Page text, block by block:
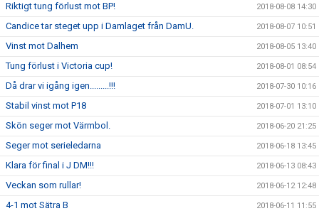
Riktigt tung förlust mot BP! 2018-08-08 14:30
Candice tar steget upp i Damlaget från DamU. 2018-08-07 10:51
Vinst mot Dalhem 2018-08-05 13:40
Tung förlust i Victoria cup! 2018-08-01 08:54
Då drar vi igång igen.........!!! 2018-07-30 10:16
Stabil vinst mot P18 2018-07-01 13:10
Skön seger mot Värmbol. 2018-06-20 21:25
Seger mot serieledarna 2018-06-18 13:45
Klara för final i J DM!!! 2018-06-13 08:43
Veckan som rullar! 2018-06-12 12:48
4-1 mot Sätra B 2018-06-11 11:55